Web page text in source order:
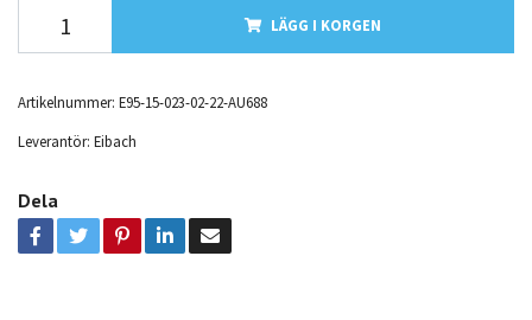
LÄGG I KORGEN
Artikelnummer: E95-15-023-02-22-AU688
Leverantör: Eibach
Dela